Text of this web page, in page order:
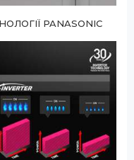
PANASONIC